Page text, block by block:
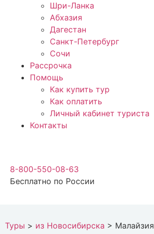
Шри-Ланка
Абхазия
Дагестан
Санкт-Петербург
Сочи
Рассрочка
Помощь
Как купить тур
Как оплатить
Личный кабинет туриста
Контакты
8-800-550-08-63
Бесплатно по России
Туры > из Новосибирска > Малайзия